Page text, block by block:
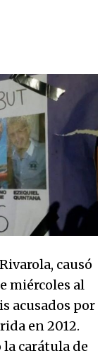
causó
miércoles al
acusados por
en 2012.
carátula de